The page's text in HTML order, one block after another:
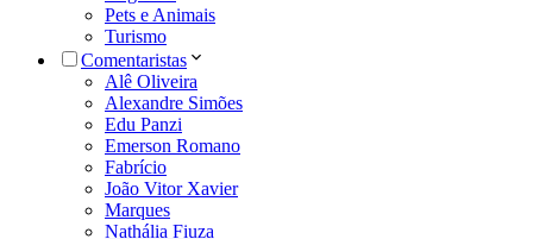
Pets e Animais
Turismo
Comentaristas
Alê Oliveira
Alexandre Simões
Edu Panzi
Emerson Romano
Fabrício
João Vitor Xavier
Marques
Nathália Fiuza